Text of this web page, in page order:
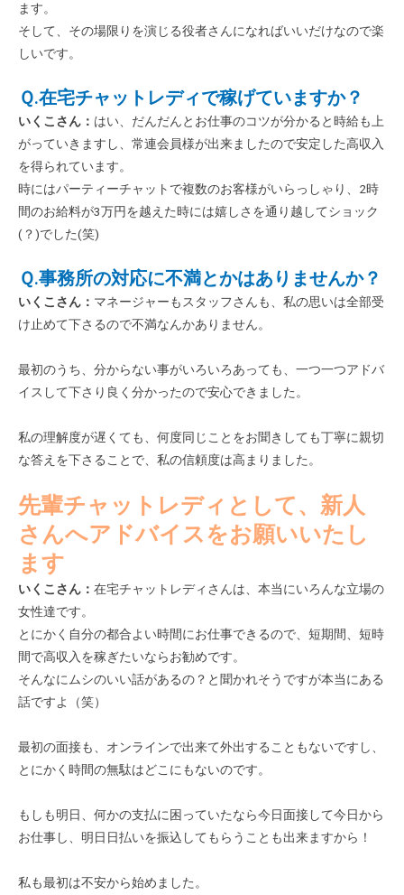
ます。
そして、その場限りを演じる役者さんになればいいだけなので楽
しいです。
Ｑ.在宅チャットレディで稼げていますか？
いくこ さん： はい、だんだんとお仕事のコツが分かると時給も上
がっていきますし、常連会員様が出来ましたので安定した高収入
を得られています。
時にはパーティーチャットで複数のお客様がいらっしゃり、2時
間のお給料が3万円を越えた時には嬉しさを通り越してショック
(？)でした(笑)
Ｑ.事務所の対応に不満とかはありませんか？
いくこさん： マネージャーもスタッフさんも、私の思いは全部受
け止めて下さるので不満なんかありません。
最初のうち、分からない事がいろいろあっても、一つ一つアドバ
イスして下さり良く分かったので安心できました。
私の理解度が遅くても、何度同じことをお聞きしても丁寧に親切
な答えを下さることで、私の信頼度は高まりました。
先輩チャットレディとして、新人
さんへアドバイスをお願いいたし
ます
いくこさん： 在宅チャットレディさんは、本当にいろんな立場の
女性達です。
とにかく自分の都合よい時間にお仕事できるので、短期間、短時
間で高収入を稼ぎたいならお勧めです。
そんなにムシのいい話があるの？と聞かれそうですが本当にある
話ですよ（笑）
最初の面接も、オンラインで出来て外出することもないですし、
とにかく時間の無駄はどこにもないのです。
もしも明日、何かの支払に困っていたなら今日面接して今日から
お仕事し、明日日払いを振込してもらうことも出来ますから！
私も最初は不安から始めました。